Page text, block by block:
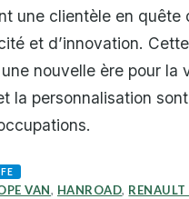
une clientèle en quête
et d’innovation.
nouvelle ère pour la
la personnalisation
VAN, HANROAD, RENAULT